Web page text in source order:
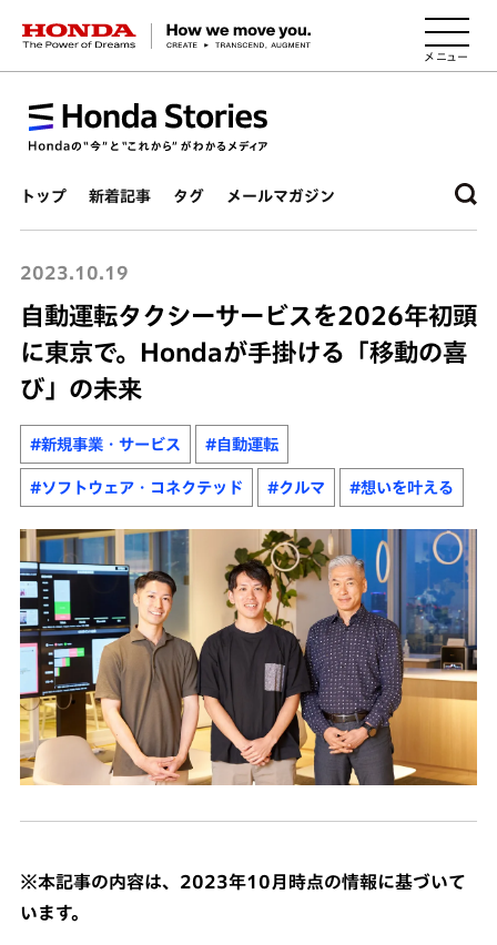
HONDA The Power of Dreams
トップ 新着記事 タグ メールマガジン
2023.10.19
自動運転タクシーサービスを2026年初頭
に東京で。Hondaが手掛ける「移動の喜
び」の未来
#新規事業・サービス #自動運転
#ソフトウェア・コネクテッド #クルマ #想いを叶える
※本記事の内容は、2023年10月時点の情報に基づいて
います。